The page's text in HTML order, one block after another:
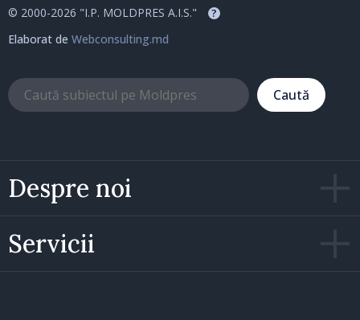
Despre noi
Servicii
© 2000-2026 "I.P. MOLDPRES A.I.S." ?
Elaborat de Webconsulting.md
Caută